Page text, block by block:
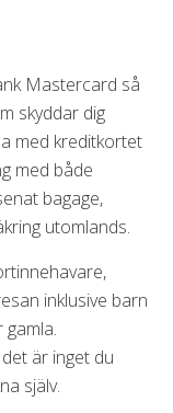
Mastercard så
skyddar dig
med kreditkortet
med både
bagage,
utomlands.
inklusive barn
är inget du
själv.